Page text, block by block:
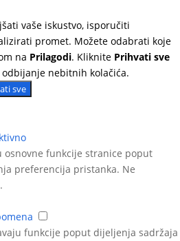
vaše iskustvo, isporučiti
promet. Možete odabrati koje
na Prilagodi. Kliknite Prihvati sve
odbijanje nebitnih kolačića.
sve
osnovne funkcije stranice poput
preferencija pristanka. Ne
funkcije poput dijeljenja sadržaja